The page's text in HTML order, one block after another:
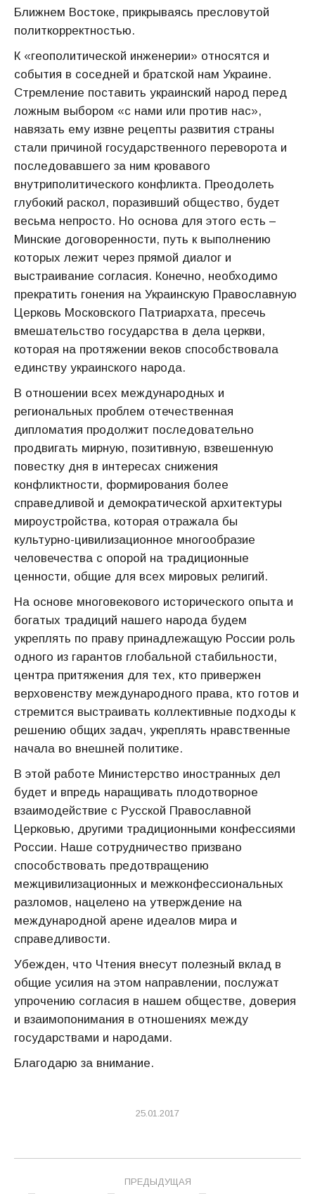
Ближнем Востоке, прикрываясь пресловутой
политкорректностью.
К «геополитической инженерии» относятся и
события в соседней и братской нам Украине.
Стремление поставить украинский народ перед
ложным выбором «с нами или против нас»,
навязать ему извне рецепты развития страны
стали причиной государственного переворота и
последовавшего за ним кровавого
внутриполитического конфликта. Преодолеть
глубокий раскол, поразивший общество, будет
весьма непросто. Но основа для этого есть –
Минские договоренности, путь к выполнению
которых лежит через прямой диалог и
выстраивание согласия. Конечно, необходимо
прекратить гонения на Украинскую Православную
Церковь Московского Патриархата, пресечь
вмешательство государства в дела церкви,
которая на протяжении веков способствовала
единству украинского народа.
В отношении всех международных и
региональных проблем отечественная
дипломатия продолжит последовательно
продвигать мирную, позитивную, взвешенную
повестку дня в интересах снижения
конфликтности, формирования более
справедливой и демократической архитектуры
мироустройства, которая отражала бы
культурно-цивилизационное многообразие
человечества с опорой на традиционные
ценности, общие для всех мировых религий.
На основе многовекового исторического опыта и
богатых традиций нашего народа будем
укреплять по праву принадлежащую России роль
одного из гарантов глобальной стабильности,
центра притяжения для тех, кто привержен
верховенству международного права, кто готов и
стремится выстраивать коллективные подходы к
решению общих задач, укреплять нравственные
начала во внешней политике.
В этой работе Министерство иностранных дел
будет и впредь наращивать плодотворное
взаимодействие с Русской Православной
Церковью, другими традиционными конфессиями
России. Наше сотрудничество призвано
способствовать предотвращению
межцивилизационных и межконфессиональных
разломов, нацелено на утверждение на
международной арене идеалов мира и
справедливости.
Убежден, что Чтения внесут полезный вклад в
общие усилия на этом направлении, послужат
упрочению согласия в нашем обществе, доверия
и взаимопонимания в отношениях между
государствами и народами.
Благодарю за внимание.
25.01.2017
НавигацияПРЕДЫДУЩАЯ